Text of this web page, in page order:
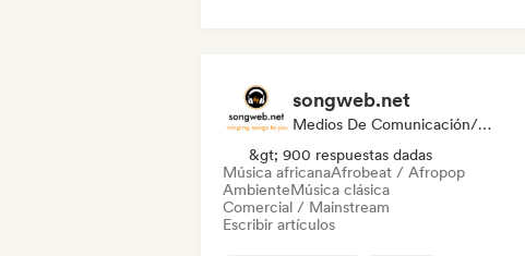
songweb.net
Medios De Comunicación/Periodista
&gt; 900 respuestas dadas
Música africanaAfrobeat / Afropop
AmbienteMúsica clásica
Comercial / Mainstream
Escribir artículos